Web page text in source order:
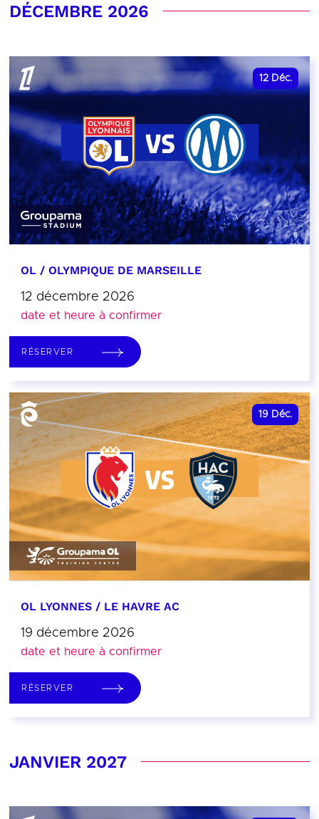
DÉCEMBRE 2026
12 Déc.
OL / OLYMPIQUE DE MARSEILLE
12 décembre 2026
date et heure à confirmer
RÉSERVER
19 Déc.
OL LYONNES / LE HAVRE AC
19 décembre 2026
date et heure à confirmer
RÉSERVER
JANVIER 2027